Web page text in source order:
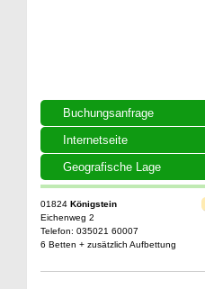
Buchungsanfrage
Internetseite
Geografische Lage
01824 Königstein
Eichenweg 2
Telefon: 035021 60007
6 Betten + zusätzlich Aufbettung